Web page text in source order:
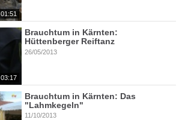
01:51
03:17
Brauchtum in Kärnten:
Hüttenberger Reiftanz
26/05/2013
Brauchtum in Kärnten: Das
"Lahmkegeln"
11/10/2013